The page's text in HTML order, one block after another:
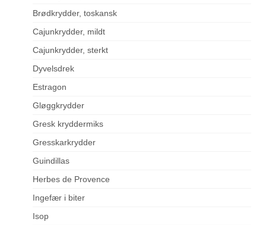
Brødkrydder, toskansk
Cajunkrydder, mildt
Cajunkrydder, sterkt
Dyvelsdrek
Estragon
Gløggkrydder
Gresk kryddermiks
Gresskarkrydder
Guindillas
Herbes de Provence
Ingefær i biter
Isop